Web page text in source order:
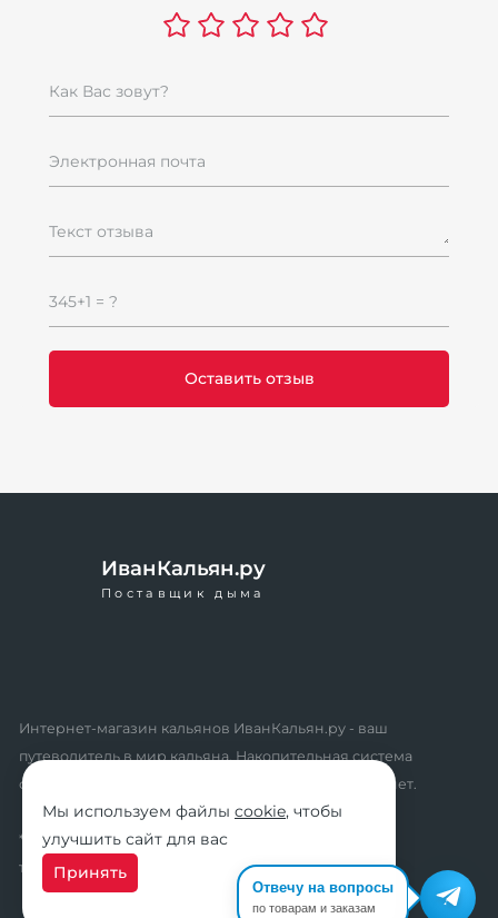
Мы используем файлы cookie, чтобы
улучшить сайт для вас
Принять
Как Вас зовут?
Электронная почта
Текст отзыва
345+1 = ?
ИванКальян.ру
Поставщик дыма
Интернет-магазин кальянов ИванКальян.ру - ваш
путеводитель в мир кальяна. Накопительная система
скидок, промокоды, акции. Удобный личный кабинет.
* мы не осуществляем дистанционную продажу
табачной продукции розничным клиентам
Отвечу на вопросы
по товарам и заказам